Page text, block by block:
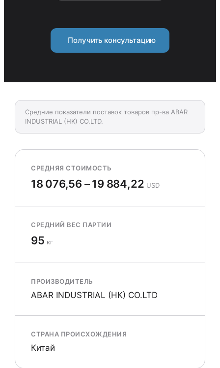
Получить консультацию
Средние показатели поставок товаров пр-ва ABAR
INDUSTRIAL (HK) CO.LTD.
СРЕДНЯЯ СТОИМОСТЬ
18 076,56 – 19 884,22 USD
СРЕДНИЙ ВЕС ПАРТИИ
95 кг
ПРОИЗВОДИТЕЛЬ
ABAR INDUSTRIAL (HK) CO.LTD
СТРАНА ПРОИСХОЖДЕНИЯ
Китай